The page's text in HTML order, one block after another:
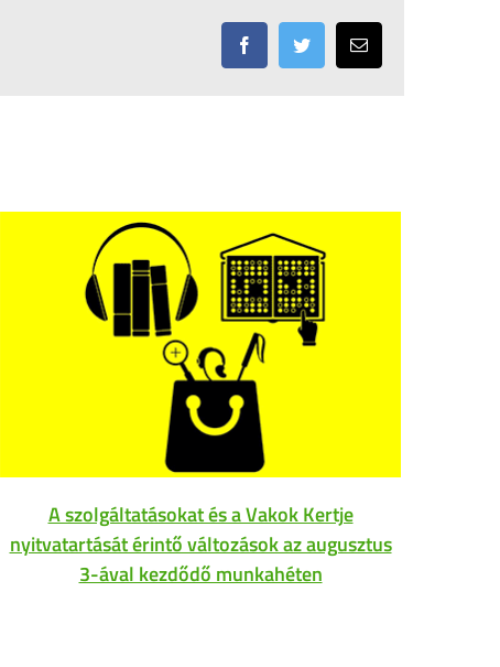
FacebookTwitter Email:
A szolgáltatásokat és a Vakok Kertje
nyitvatartását érintő változások az augusztus
3-ával kezdődő munkahéten